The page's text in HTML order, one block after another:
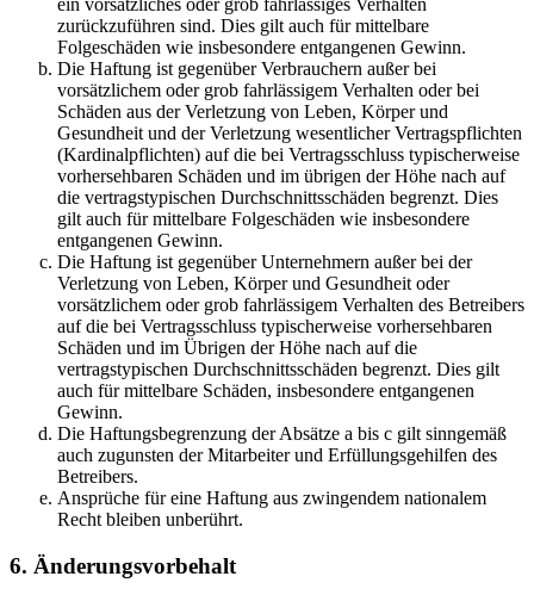
ein vorsätzliches oder grob fahrlässiges Verhalten
zurückzuführen sind. Dies gilt auch für mittelbare
Folgeschäden wie insbesondere entgangenen Gewinn.
Die Haftung ist gegenüber Verbrauchern außer bei
vorsätzlichem oder grob fahrlässigem Verhalten oder bei
Schäden aus der Verletzung von Leben, Körper und
Gesundheit und der Verletzung wesentlicher Vertragspflichten
(Kardinalpflichten) auf die bei Vertragsschluss typischerweise
vorhersehbaren Schäden und im übrigen der Höhe nach auf
die vertragstypischen Durchschnittsschäden begrenzt. Dies
gilt auch für mittelbare Folgeschäden wie insbesondere
entgangenen Gewinn.
Die Haftung ist gegenüber Unternehmern außer bei der
Verletzung von Leben, Körper und Gesundheit oder
vorsätzlichem oder grob fahrlässigem Verhalten des Betreibers
auf die bei Vertragsschluss typischerweise vorhersehbaren
Schäden und im Übrigen der Höhe nach auf die
vertragstypischen Durchschnittsschäden begrenzt. Dies gilt
auch für mittelbare Schäden, insbesondere entgangenen
Gewinn.
Die Haftungsbegrenzung der Absätze a bis c gilt sinngemäß
auch zugunsten der Mitarbeiter und Erfüllungsgehilfen des
Betreibers.
Ansprüche für eine Haftung aus zwingendem nationalem
Recht bleiben unberührt.
6. Änderungsvorbehalt